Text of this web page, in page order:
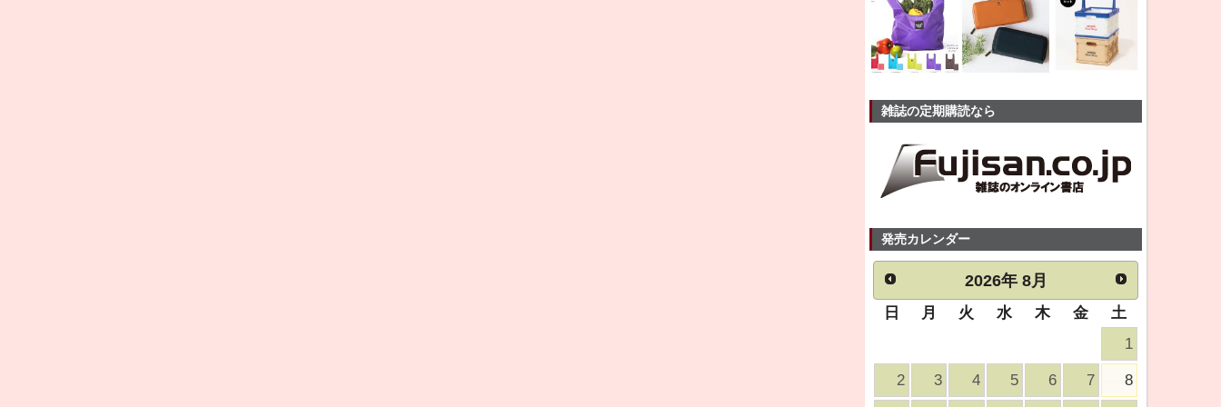
雑誌の定期購読なら
発売カレンダー
2026年 8月
日 月 火 水 木 金
土
1
2 3 4 5 6 7 8